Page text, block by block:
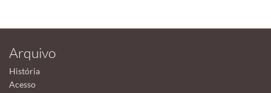
Arquivo
História
Acesso